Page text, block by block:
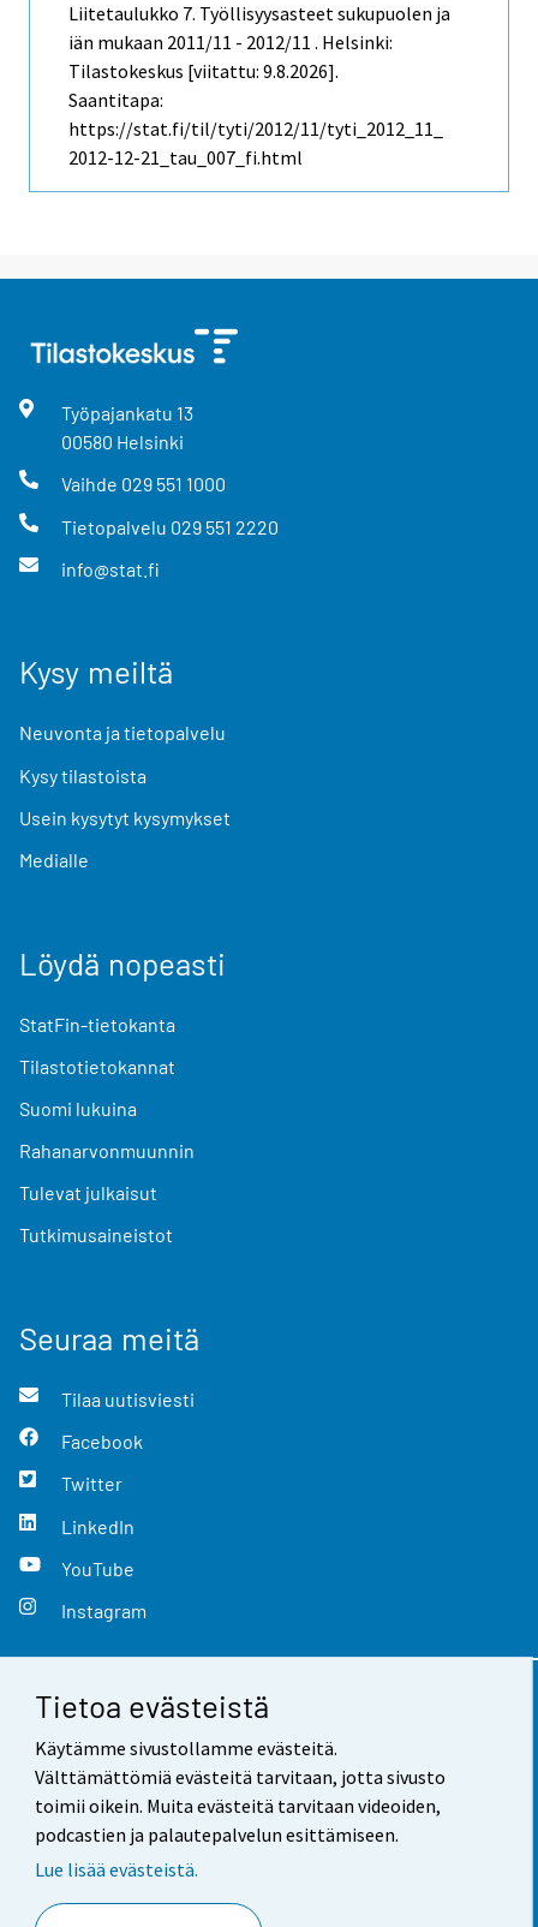
Tietoa evästeistä
Käytämme sivustollamme evästeitä.
Välttämättömiä evästeitä tarvitaan, jotta sivusto
toimii oikein. Muita evästeitä tarvitaan videoiden,
podcastien ja palautepalvelun esittämiseen.
Lue lisää evästeistä.
Liitetaulukko 7. Työllisyysasteet sukupuolen ja
iän mukaan 2011/11 - 2012/11 . Helsinki:
Tilastokeskus [viitattu: 9.8.2026].
Saantitapa:
https://stat.fi/til/tyti/2012/11/tyti_2012_11_
2012-12-21_tau_007_fi.html
Työpajankatu 13
00580 Helsinki
Vaihde 029 551 1000
Tietopalvelu 029 551 2220
info@stat.fi
Kysy meiltä
Neuvonta ja tietopalvelu
Kysy tilastoista
Usein kysytyt kysymykset
Medialle
Löydä nopeasti
StatFin-tietokanta
Tilastotietokannat
Suomi lukuina
Rahanarvonmuunnin
Tulevat julkaisut
Tutkimusaineistot
Seuraa meitä
Tilaa uutisviesti
Facebook
Twitter
LinkedIn
YouTube
Instagram
Yhteystiedot
Palaute
Käyttöehdot
Saavutettavuus